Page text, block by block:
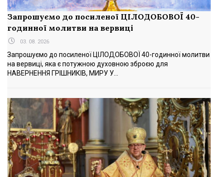
Запрошуємо до посиленої ЦІЛОДОБОВОЇ 40-
годинної молитви на вервиці
03. 08. 2026
Запрошуємо до посиленої ЦІЛОДОБОВОЇ 40-годинної молитви
на вервиці, яка є потужною духовною зброєю для
НАВЕРНЕННЯ ГРІШНИКІВ, МИРУ У...